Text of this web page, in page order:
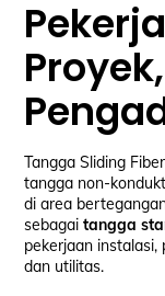
Tangga Sliding
tangga non-
di area
sebagaitangga
pekerjaan
dan utilitas.